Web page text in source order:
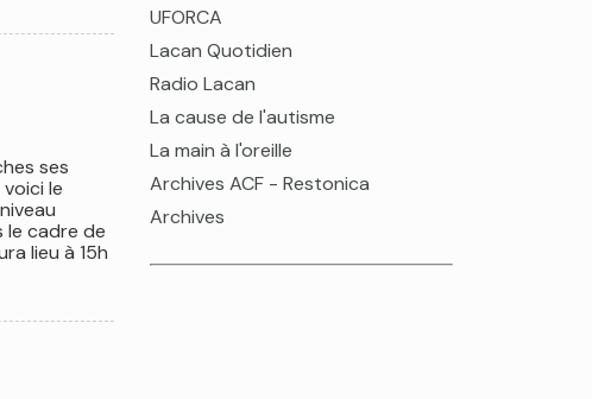
ses
le
le cadre de
lieu à 15h
UFORCA
Lacan Quotidien
Radio Lacan
La cause de l'autisme
La main à l'oreille
Archives ACF - Restonica
Archives